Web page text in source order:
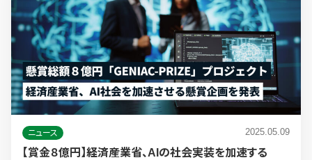
ニュース 2025.05.09
【賞金８億円】経済産業省、AIの社会実装を加速する